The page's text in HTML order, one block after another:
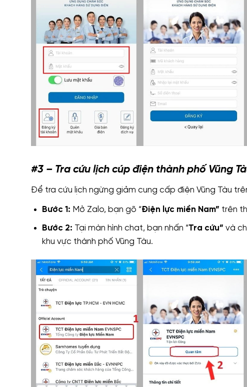
#3 – Tra cứu lịch cúp điện thành phố Vũng
Để tra cứu lịch ngừng giảm cung cấp điện Vũng Tàu
Bước 1: Mở Zalo, bạn gõ “Điện lực miền Nam” trên
Bước 2: Tại màn hình chat, bạn nhấn “Tra cứu” và
khu vực thành phố Vũng Tàu.